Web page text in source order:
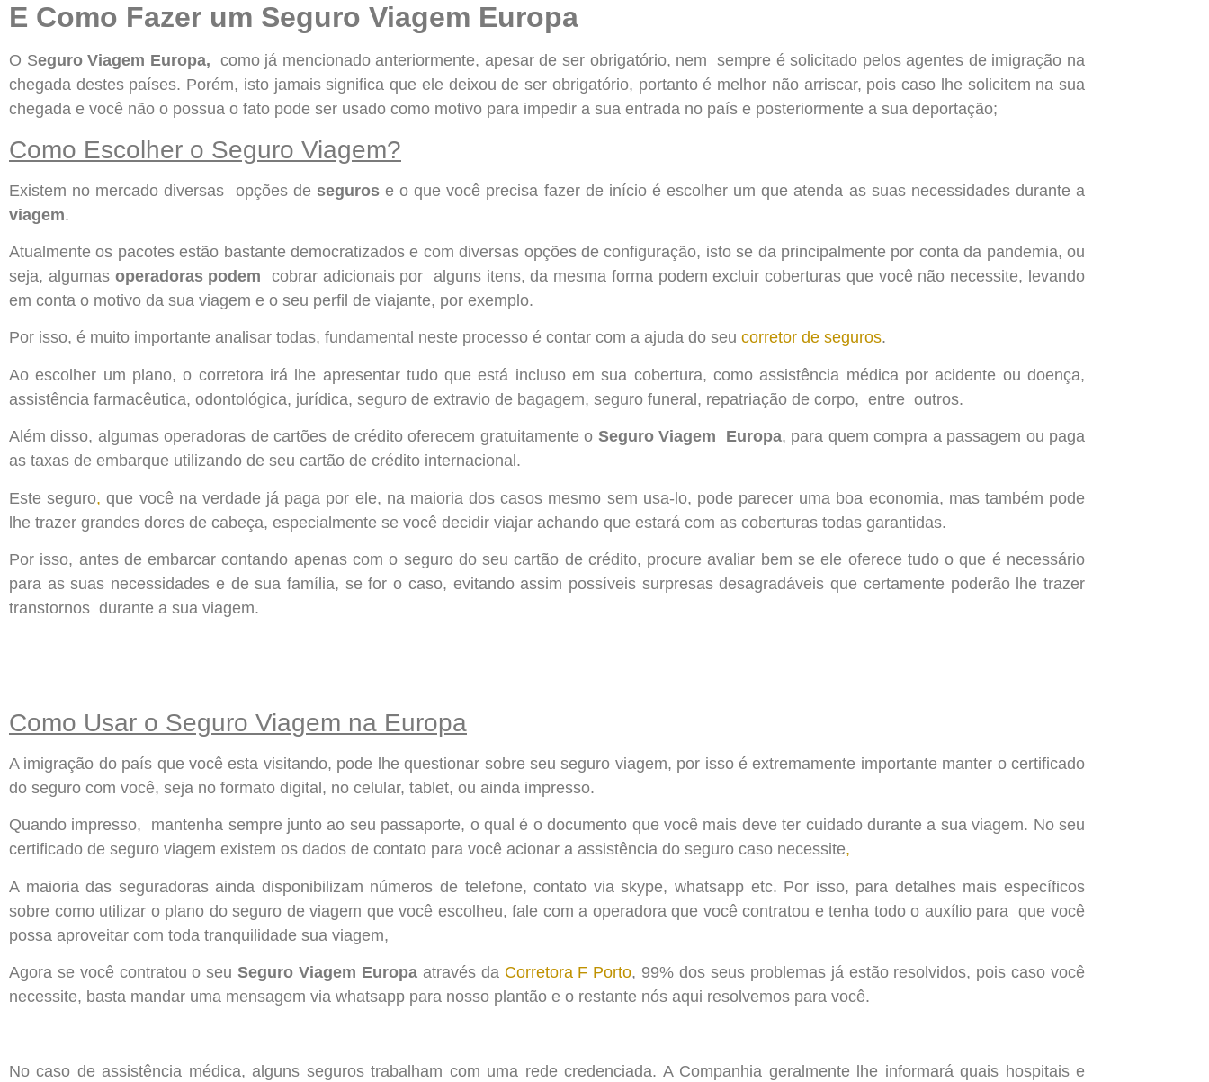
E Como Fazer um Seguro Viagem Europa
O Seguro Viagem Europa, como já mencionado anteriormente, apesar de ser obrigatório, nem sempre é solicitado pelos agentes de imigração na
chegada destes países. Porém, isto jamais significa que ele deixou de ser obrigatório, portanto é melhor não arriscar, pois caso lhe solicitem na sua
chegada e você não o possua o fato pode ser usado como motivo para impedir a sua entrada no país e posteriormente a sua deportação;
Como Escolher o Seguro Viagem?
Existem no mercado diversas opções de segurose o que você precisa fazer de início é escolher um que atenda as suas necessidades durante a
viagem.
Atualmente os pacotes estão bastante democratizados e com diversas opções de configuração, isto se da principalmente por conta da pandemia, ou
seja, algumas operadoras podem
cobrar adicionais por alguns itens, da mesma forma podem excluir coberturas que você não necessite, levando
em conta o motivo da sua viagem e o seu perfil de viajante, por exemplo.
Por isso, é muito importante analisar todas, fundamental neste processo é contar com a ajuda do seu corretor de seguros.
Ao escolher um plano, o corretora irá lhe apresentar tudo que está incluso em sua cobertura, como assistência médica por acidente ou doença,
assistência farmacêutica, odontológica, jurídica, seguro de extravio de bagagem, seguro funeral, repatriação de corpo, entre outros.
Além disso, algumas operadoras de cartões de crédito oferecem gratuitamente o Seguro Viagem Europa, para quem compra a passagem ou paga
as taxas de embarque utilizando de seu cartão de crédito internacional.
Este seguro, que você na verdade já paga por ele, na maioria dos casos mesmo sem usa-lo, pode parecer uma boa economia, mas também pode
lhe trazer grandes dores de cabeça, especialmente se você decidir viajar achando que estará com as coberturas todas garantidas.
Por isso, antes de embarcar contando apenas com o seguro do seu cartão de crédito, procure avaliar bem se ele oferece tudo o que é necessário
para as suas necessidades e de sua família, se for o caso, evitando assim possíveis surpresas desagradáveis que certamente poderão lhe trazer
transtornos durante a sua viagem.
Como Usar o Seguro Viagem na Europa
A imigração do país que você esta visitando, pode lhe questionar sobre seu seguro viagem, por isso é extremamente importante manter o certificado
do seguro com você, seja no formato digital, no celular, tablet, ou ainda impresso.
Quando impresso, mantenha sempre junto ao seu passaporte, o qual é o documento que você mais deve ter cuidado durante a sua viagem. No seu
certificado de seguro viagem existem os dados de contato para você acionar a assistência do seguro caso necessite,
A maioria das seguradoras ainda disponibilizam números de telefone, contato via skype, whatsapp etc. Por isso, para detalhes mais específicos
sobre como utilizar o plano do seguro de viagem que você escolheu, fale com a operadora que você contratou e tenha todo o auxílio para que você
possa aproveitar com toda tranquilidade sua viagem,
Agora se você contratou o seuSeguro Viagem Europaatravés da Corretora F Porto, 99% dos seus problemas já estão resolvidos, pois caso você
necessite, basta mandar uma mensagem via whatsapp para nosso plantão e o restante nós aqui resolvemos para você.
No caso de assistência médica, alguns seguros trabalham com uma rede credenciada. A Companhia geralmente lhe informará quais hospitais e